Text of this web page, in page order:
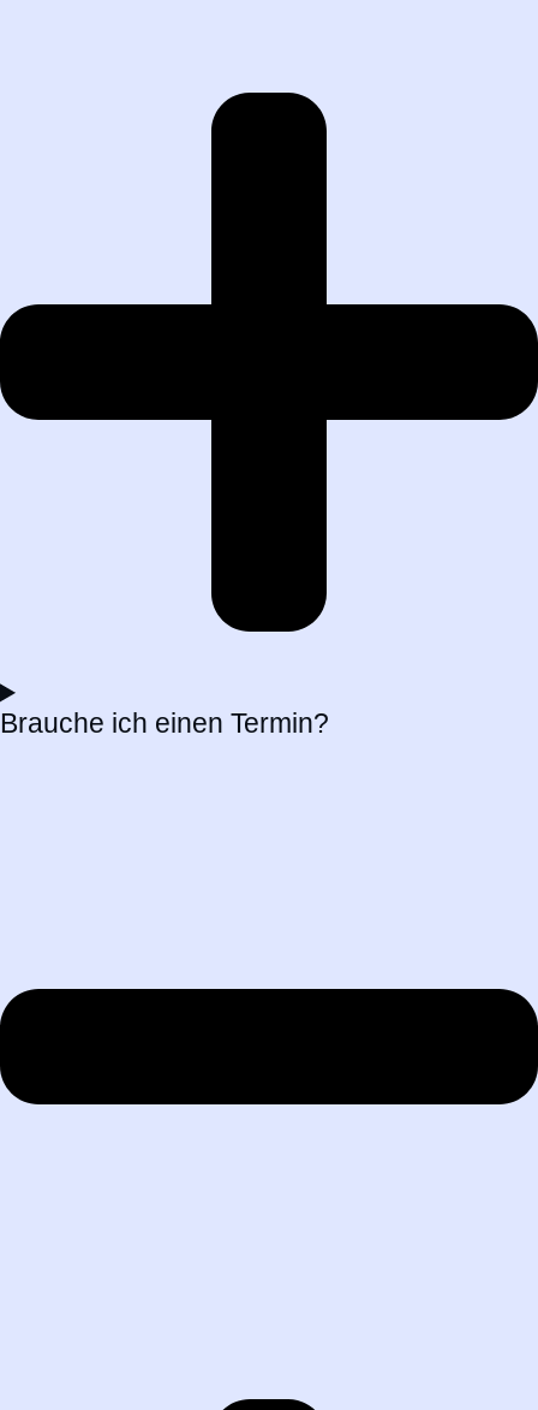
Brauche ich einen Termin?